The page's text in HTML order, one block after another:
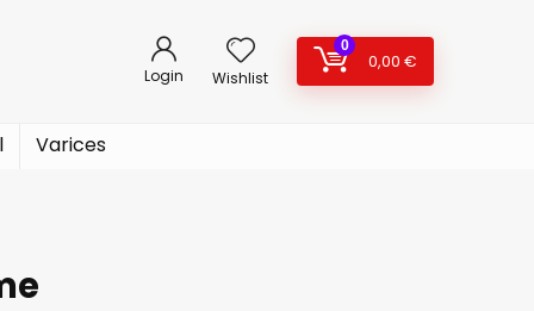
Login Wishlist
0
0,00 €
Varices